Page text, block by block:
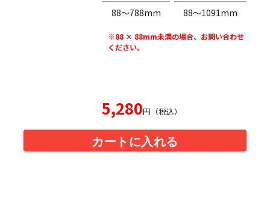
88〜788mm
88〜1091mm
※88 × 88mm未満の場合、お問い合わせ
ください。
5,280円（税込）
カートに入れる